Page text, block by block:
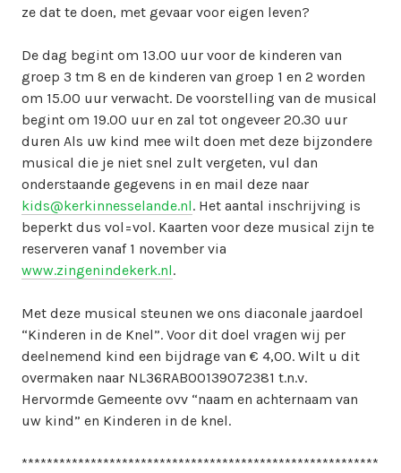
ze dat te doen, met gevaar voor eigen leven?
De dag begint om 13.00 uur voor de kinderen van
groep 3 tm 8 en de kinderen van groep 1 en 2 worden
om 15.00 uur verwacht. De voorstelling van de musical
begint om 19.00 uur en zal tot ongeveer 20.30 uur
duren Als uw kind mee wilt doen met deze bijzondere
musical die je niet snel zult vergeten, vul dan
onderstaande gegevens in en mail deze naar
kids@kerkinnesselande.nl. Het aantal inschrijving is
beperkt dus vol=vol. Kaarten voor deze musical zijn te
reserveren vanaf 1 november via
www.zingenindekerk.nl.
Met deze musical steunen we ons diaconale jaardoel
“Kinderen in de Knel”. Voor dit doel vragen wij per
deelnemend kind een bijdrage van € 4,00. Wilt u dit
overmaken naar NL36RABO0139072381 t.n.v.
Hervormde Gemeente ovv “naam en achternaam van
uw kind” en Kinderen in de knel.
*********************************************************